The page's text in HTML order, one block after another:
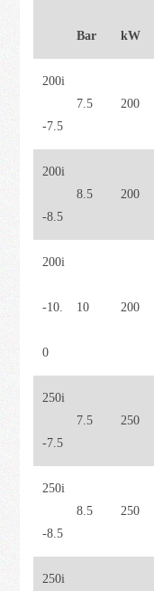
Bar kW
200i
-7.5
7.5 200
200i
-8.5
8.5 200
200i
-10.
0
10 200
250i
-7.5
7.5 250
250i
-8.5
8.5 250
250i